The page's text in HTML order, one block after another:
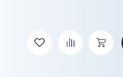
Избранное СравнениеКорзина